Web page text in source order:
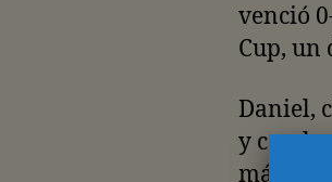
venció
Cup,
Daniel,
y
más de